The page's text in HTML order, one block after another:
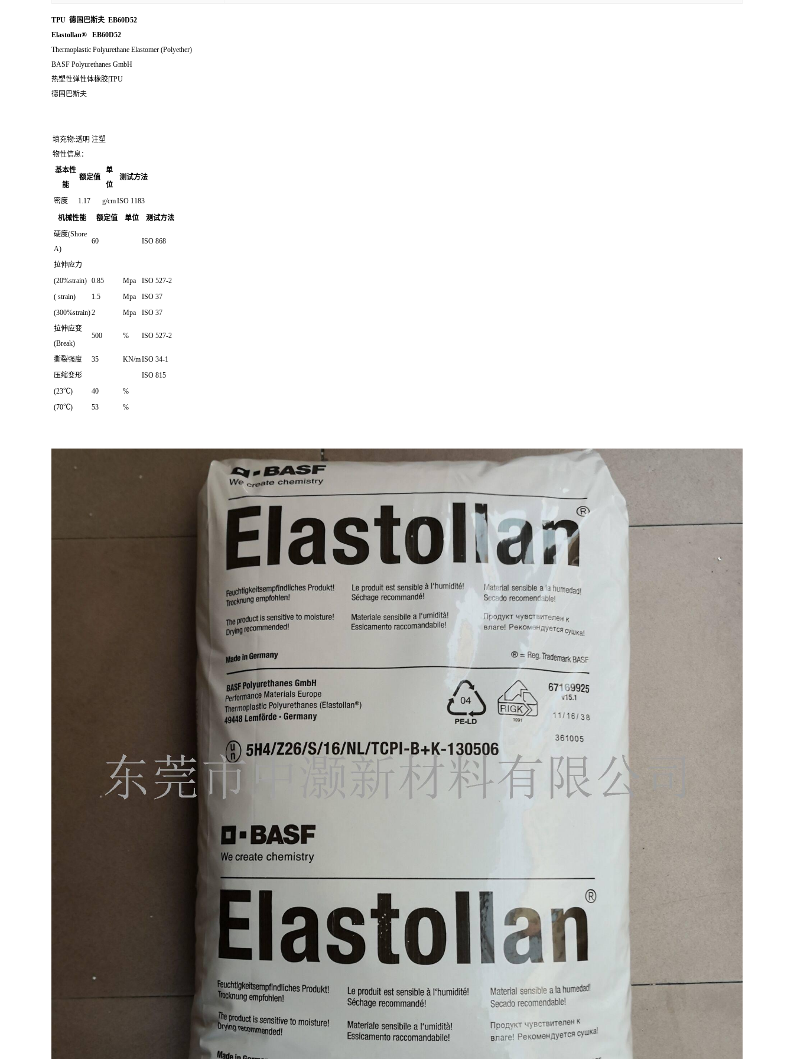
TPU 德国巴斯夫 EB60D52
Elastollan® EB60D52
Thermoplastic Polyurethane Elastomer (Polyether)
BASF Polyurethanes GmbH
热塑性弹性体橡胶|TPU
德国巴斯夫
填充物:透明 注塑
物性信息：
基本性
能
额定值
单
位
测试方法
密度 1.17 g/cmISO 1183
机械性能 额定值 单位
测试方法
硬度(Shore
A)
60 ISO 868
拉伸应力
(20%strain) 0.85 Mpa
ISO 527-2
( strain)
1.5 Mpa
ISO 37
(300%strain)2 Mpa
ISO 37
拉伸应变
(Break)
500 % ISO 527-2
撕裂强度 35 KN/mISO 34-1
压缩变形
ISO 815
(23℃)
40
%
(70℃)
53 %